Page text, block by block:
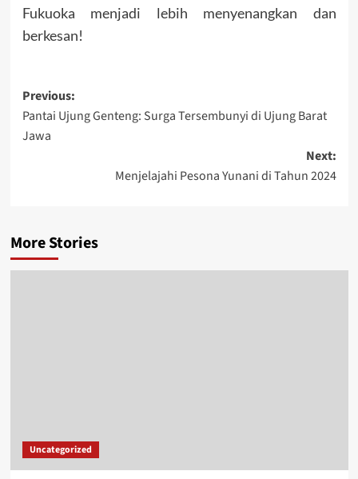
Fukuoka menjadi lebih menyenangkan dan
berkesan!
Post
navigation
Previous:
Pantai Ujung Genteng: Surga Tersembunyi di Ujung Barat
Jawa
Next:
Menjelajahi Pesona Yunani di Tahun 2024
More Stories
Uncategorized